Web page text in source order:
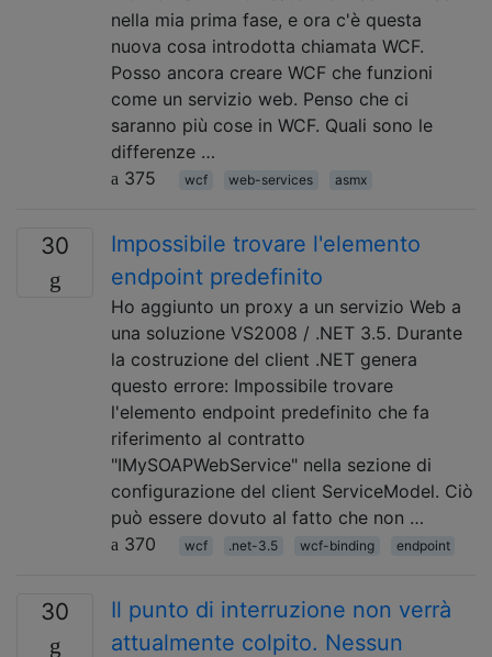
nella mia prima fase, e ora c'è questa
nuova cosa introdotta chiamata WCF.
Posso ancora creare WCF che funzioni
come un servizio web. Penso che ci
saranno più cose in WCF. Quali sono le
differenze …
375
wcf web-services asmx
30
Impossibile trovare l'elemento
endpoint predefinito
Ho aggiunto un proxy a un servizio Web a
una soluzione VS2008 / .NET 3.5. Durante
la costruzione del client .NET genera
questo errore: Impossibile trovare
l'elemento endpoint predefinito che fa
riferimento al contratto
"IMySOAPWebService" nella sezione di
configurazione del client ServiceModel. Ciò
può essere dovuto al fatto che non …
370
wcf .net-3.5 wcf-binding endpoint
30
Il punto di interruzione non verrà
attualmente colpito. Nessun